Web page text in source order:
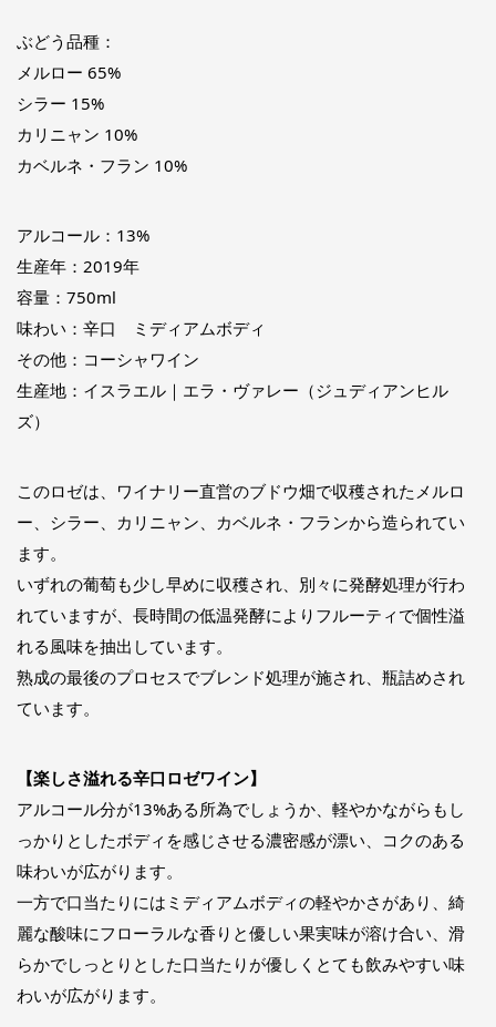
ぶどう品種：
メルロー 65%
シラー 15%
カリニャン 10%
カベルネ・フラン 10%
アルコール：13%
生産年：2019年
容量：750ml
味わい：辛口 ミディアムボディ
その他：コーシャワイン
生産地：イスラエル｜エラ・ヴァレー（ジュディアンヒル
ズ）
このロゼは、ワイナリー直営のブドウ畑で収穫されたメルロ
ー、シラー、カリニャン、カベルネ・フランから造られてい
ます。
いずれの葡萄も少し早めに収穫され、別々に発酵処理が行わ
れていますが、長時間の低温発酵によりフルーティで個性溢
れる風味を抽出しています。
熟成の最後のプロセスでブレンド処理が施され、瓶詰めされ
ています。
【楽しさ溢れる辛口ロゼワイン】
アルコール分が13%ある所為でしょうか、軽やかながらもし
っかりとしたボディを感じさせる濃密感が漂い、コクのある
味わいが広がります。
一方で口当たりにはミディアムボディの軽やかさがあり、綺
麗な酸味にフローラルな香りと優しい果実味が溶け合い、滑
らかでしっとりとした口当たりが優しくとても飲みやすい味
わいが広がります。